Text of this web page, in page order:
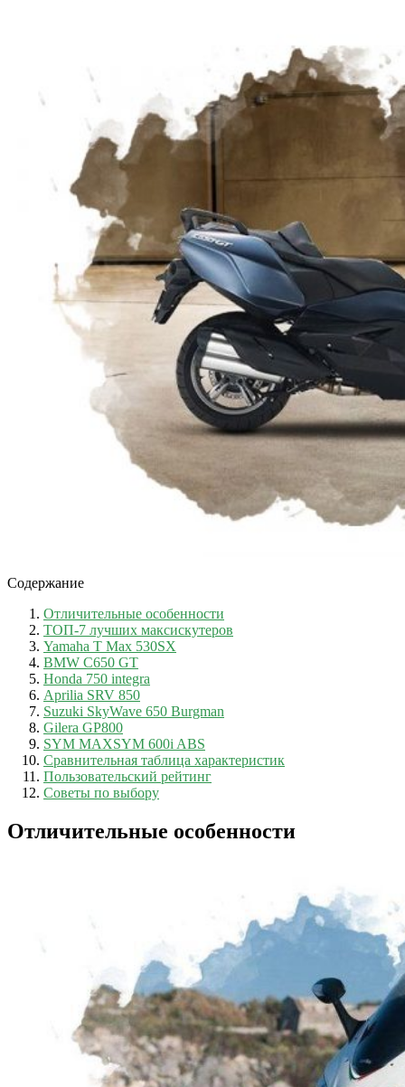
Содержание
Отличительные особенности
ТОП-7 лучших максискутеров
Yamaha T Max 530SX
BMW C650 GT
Honda 750 integra
Aprilia SRV 850
Suzuki SkyWave 650 Burgman
Gilera GP800
SYM MAXSYM 600i ABS
Сравнительная таблица характеристик
Пользовательский рейтинг
Советы по выбору
Отличительные особенности